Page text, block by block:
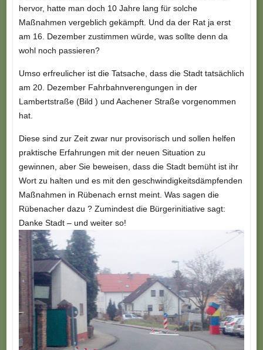
hervor, hatte man doch 10 Jahre lang für solche
Maßnahmen vergeblich gekämpft. Und da der Rat ja erst
am 16. Dezember zustimmen würde, was sollte denn da
wohl noch passieren?
Umso erfreulicher ist die Tatsache, dass die Stadt tatsächlich
am 20. Dezember Fahrbahnverengungen in der
Lambertstraße (Bild ) und Aachener Straße vorgenommen
hat.
Diese sind zur Zeit zwar nur provisorisch und sollen helfen
praktische Erfahrungen mit der neuen Situation zu
gewinnen, aber Sie beweisen, dass die Stadt bemüht ist ihr
Wort zu halten und es mit den geschwindigkeitsdämpfenden
Maßnahmen in Rübenach ernst meint. Was sagen die
Rübenacher dazu ? Zumindest die Bürgerinitiative sagt:
Danke Stadt – und weiter so!